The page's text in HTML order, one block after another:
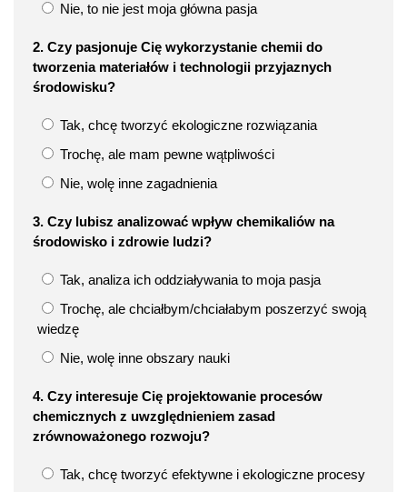
Nie, to nie jest moja główna pasja
2. Czy pasjonuje Cię wykorzystanie chemii do
tworzenia materiałów i technologii przyjaznych
środowisku?
Tak, chcę tworzyć ekologiczne rozwiązania
Trochę, ale mam pewne wątpliwości
Nie, wolę inne zagadnienia
3. Czy lubisz analizować wpływ chemikaliów na
środowisko i zdrowie ludzi?
Tak, analiza ich oddziaływania to moja pasja
Trochę, ale chciałbym/chciałabym poszerzyć swoją
wiedzę
Nie, wolę inne obszary nauki
4. Czy interesuje Cię projektowanie procesów
chemicznych z uwzględnieniem zasad
zrównoważonego rozwoju?
Tak, chcę tworzyć efektywne i ekologiczne procesy